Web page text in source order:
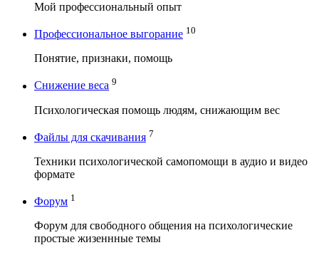
Мой профессиональный опыт
Профессиональное выгорание 10
Понятие, признаки, помощь
Снижение веса 9
Психологическая помощь людям, снижающим вес
Файлы для скачивания 7
Техники психологической самопомощи в аудио и видео
формате
Форум 1
Форум для свободного общения на психологические
простые жизеннные темы